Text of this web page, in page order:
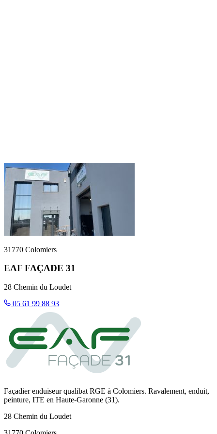
31770 Colomiers
EAF FAÇADE 31
28 Chemin du Loudet
05 61 99 88 93
Façadier enduiseur qualibat RGE à Colomiers. Ravalement, enduit,
peinture, ITE en Haute-Garonne (31).
28 Chemin du Loudet